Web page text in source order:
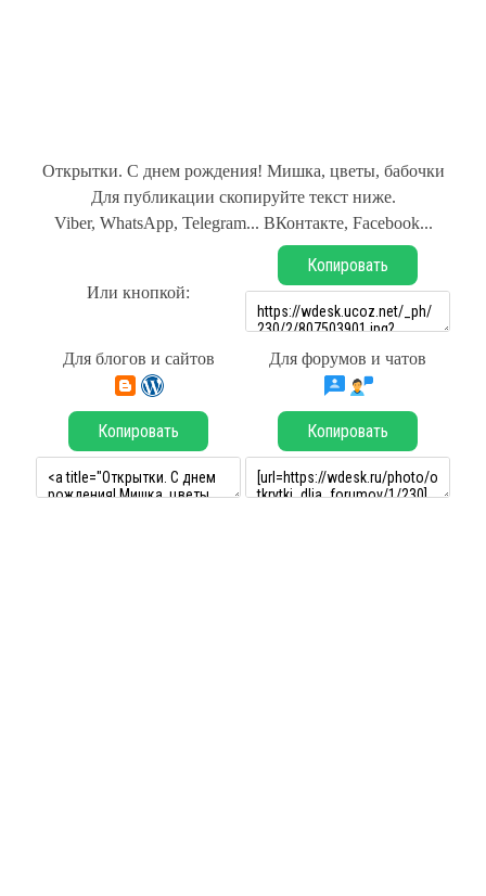
Открытки. С днем рождения! Мишка, цветы, бабочки
Для публикации скопируйте текст ниже.
Viber, WhatsApp, Telegram... ВКонтакте, Facebook...
Или кнопкой:
Копировать
Для блогов и сайтов Для форумов и чатов
Копировать Копировать